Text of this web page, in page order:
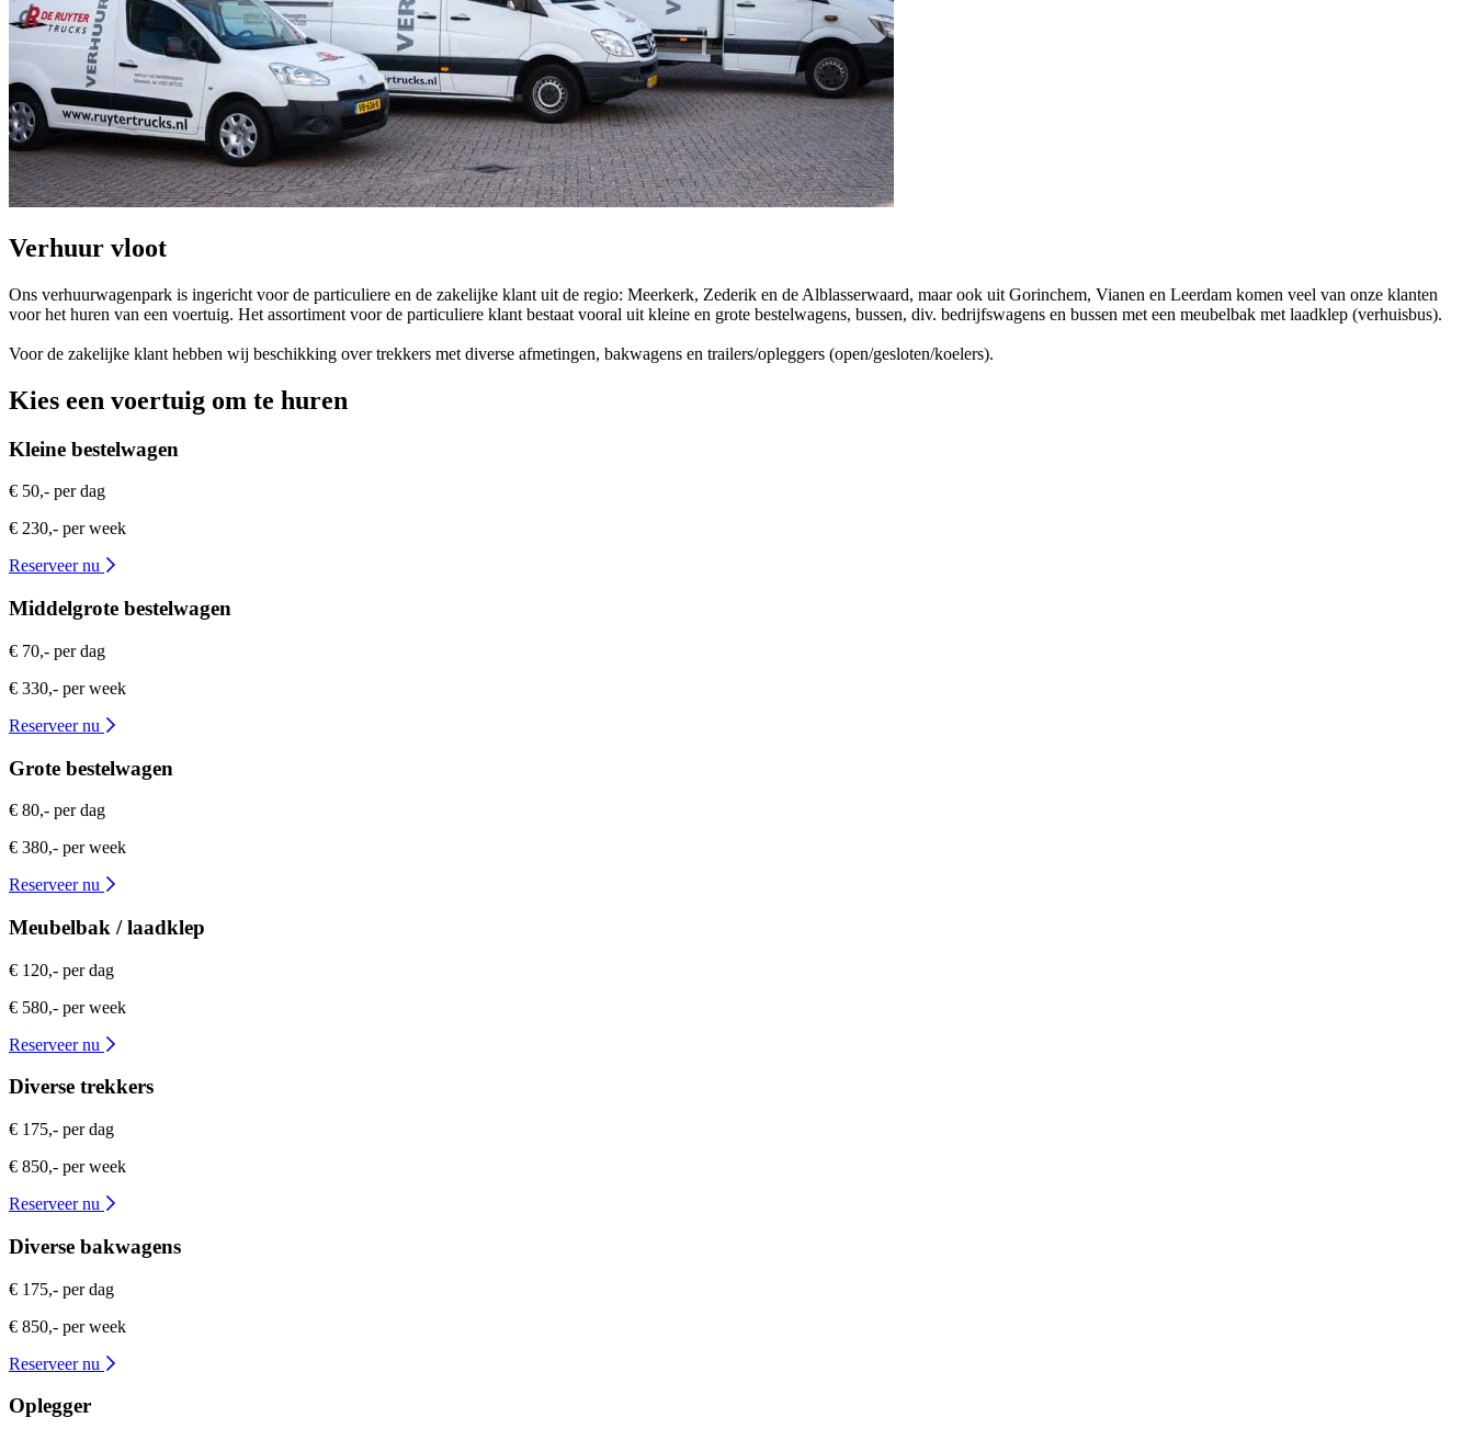
Verhuur vloot
Ons verhuurwagenpark is ingericht voor de particuliere en de zakelijke klant uit de regio: Meerkerk, Zederik en de Alblasserwaard, maar ook uit Gorinchem, Vianen en Leerdam komen veel van onze klanten
voor het huren van een voertuig. Het assortiment voor de particuliere klant bestaat vooral uit kleine en grote bestelwagens, bussen, div. bedrijfswagens en bussen met een meubelbak met laadklep (verhuisbus).
Voor de zakelijke klant hebben wij beschikking over trekkers met diverse afmetingen, bakwagens en trailers/opleggers (open/gesloten/koelers).
Kies een voertuig om te huren
Kleine bestelwagen
€ 50,- per dag
€ 230,- per week
Reserveer nu
Middelgrote bestelwagen
€ 70,- per dag
€ 330,- per week
Reserveer nu
Grote bestelwagen
€ 80,- per dag
€ 380,- per week
Reserveer nu
Meubelbak / laadklep
€ 120,- per dag
€ 580,- per week
Reserveer nu
Diverse trekkers
€ 175,- per dag
€ 850,- per week
Reserveer nu
Diverse bakwagens
€ 175,- per dag
€ 850,- per week
Reserveer nu
Oplegger